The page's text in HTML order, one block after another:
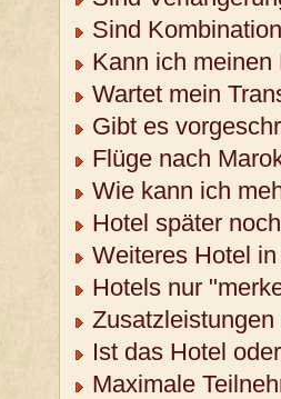
Sind
Kann ich meinen
Wartet mein
Gibt es
Flüge nach
Wie kann ich
Hotel später
Weiteres Hotel
Hotels nur
Ist das Hotel
Maximale